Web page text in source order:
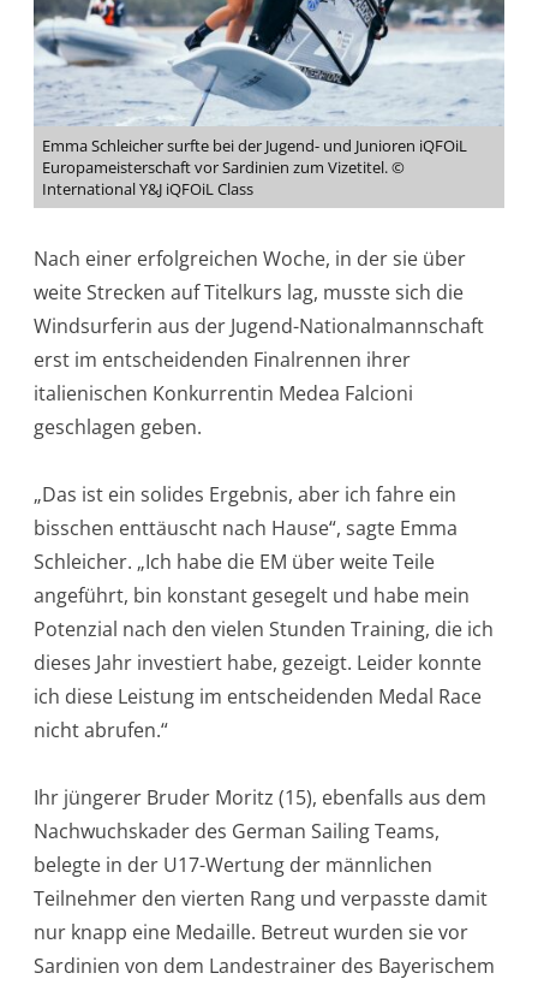
Emma Schleicher surfte bei der Jugend- und Junioren iQFOiL
Europameisterschaft vor Sardinien zum Vizetitel. ©
International Y&J iQFOiL Class
Nach einer erfolgreichen Woche, in der sie über
weite Strecken auf Titelkurs lag, musste sich die
Windsurferin aus der Jugend-Nationalmannschaft
erst im entscheidenden Finalrennen ihrer
italienischen Konkurrentin Medea Falcioni
geschlagen geben.
„Das ist ein solides Ergebnis, aber ich fahre ein
bisschen enttäuscht nach Hause“, sagte Emma
Schleicher. „Ich habe die EM über weite Teile
angeführt, bin konstant gesegelt und habe mein
Potenzial nach den vielen Stunden Training, die ich
dieses Jahr investiert habe, gezeigt. Leider konnte
ich diese Leistung im entscheidenden Medal Race
nicht abrufen.“
Ihr jüngerer Bruder Moritz (15), ebenfalls aus dem
Nachwuchskader des German Sailing Teams,
belegte in der U17-Wertung der männlichen
Teilnehmer den vierten Rang und verpasste damit
nur knapp eine Medaille. Betreut wurden sie vor
Sardinien von dem Landestrainer des Bayerischem